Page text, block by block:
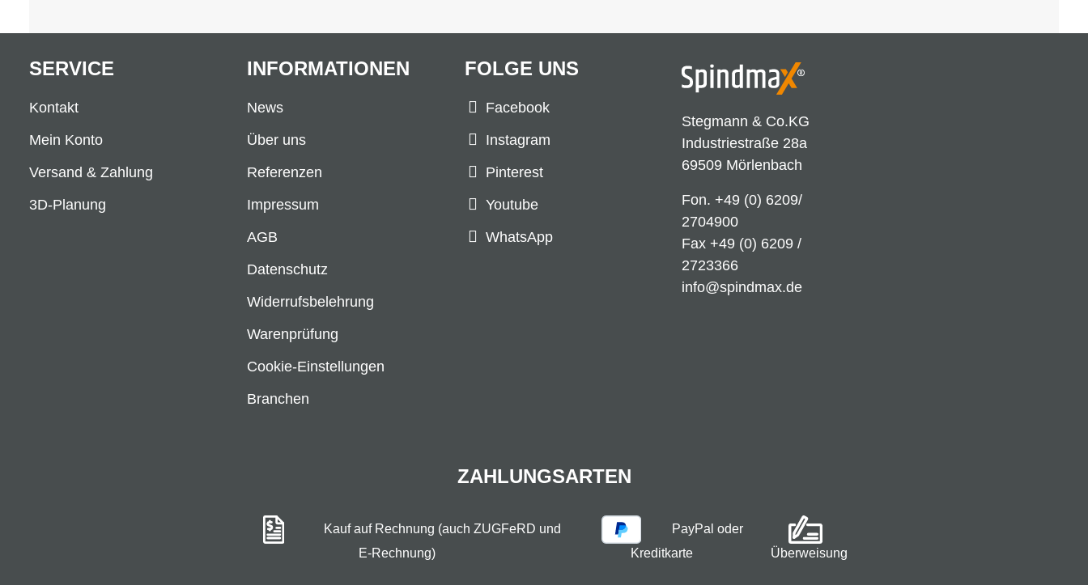
Stegmann & Co.KG
Industriestraße 28a
69509 Mörlenbach
Fon. +49 (0) 6209/
2704900
Fax +49 (0) 6209 /
2723366
info@spindmax.de
FOLGE UNS
Facebook
Instagram
Pinterest
Youtube
WhatsApp
SERVICE
Kontakt
Mein Konto
Versand & Zahlung
3D-Planung
INFORMATIONEN
News
Über uns
Referenzen
Impressum
AGB
Datenschutz
Widerrufsbelehrung
Warenprüfung
Cookie-Einstellungen
Branchen
ZAHLUNGSARTEN
Kauf auf Rechnung (auch ZUGFeRD und
E-Rechnung)
PayPal oder
Kreditkarte
Überweisung